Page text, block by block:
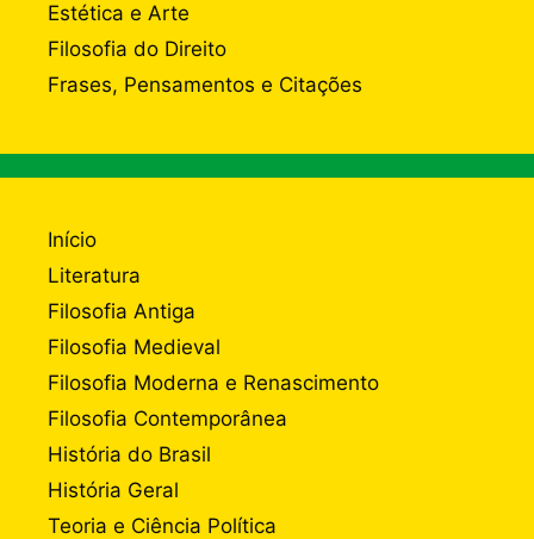
Estética e Arte
Filosofia do Direito
Frases, Pensamentos e Citações
Início
Literatura
Filosofia Antiga
Filosofia Medieval
Filosofia Moderna e Renascimento
Filosofia Contemporânea
História do Brasil
História Geral
Teoria e Ciência Política